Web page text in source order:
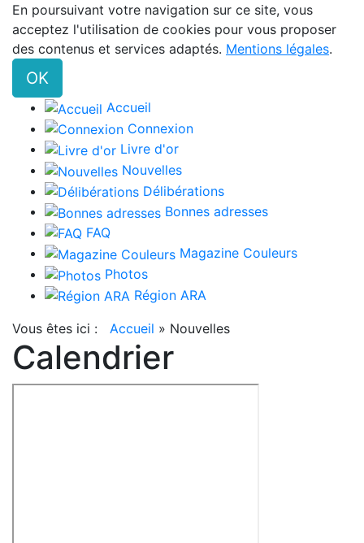
En poursuivant votre navigation sur ce site, vous
acceptez l'utilisation de cookies pour vous proposer
des contenus et services adaptés. Mentions légales.
OK
Accueil
Connexion
Livre d'or
Nouvelles
Délibérations
Bonnes adresses
FAQ
Magazine Couleurs
Photos
Région ARA
Vous êtes ici : Accueil » Nouvelles
Calendrier